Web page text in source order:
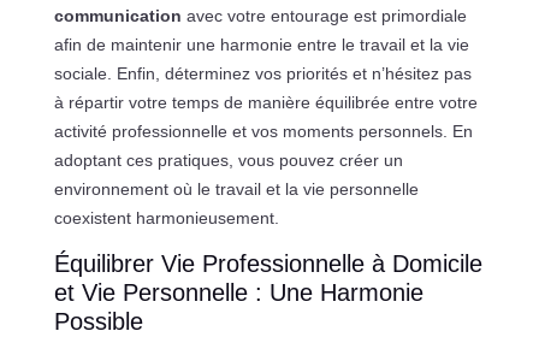
communication avec votre entourage est primordiale
afin de maintenir une harmonie entre le travail et la vie
sociale. Enfin, déterminez vos priorités et n’hésitez pas
à répartir votre temps de manière équilibrée entre votre
activité professionnelle et vos moments personnels. En
adoptant ces pratiques, vous pouvez créer un
environnement où le travail et la vie personnelle
coexistent harmonieusement.
Équilibrer Vie Professionnelle à Domicile
et Vie Personnelle : Une Harmonie
Possible